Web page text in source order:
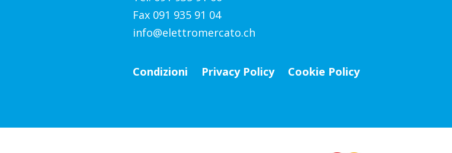
Fax 091 935 91 04
info@elettromercato.ch
Condizioni Privacy Policy Cookie Policy